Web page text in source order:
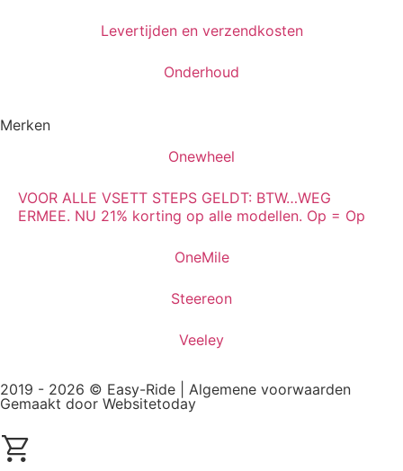
Levertijden en verzendkosten
Onderhoud
Merken
Onewheel
VOOR ALLE VSETT STEPS GELDT: BTW…WEG
ERMEE. NU 21% korting op alle modellen. Op = Op
OneMile
Steereon
Veeley
2019 - 2026 © Easy-Ride | Algemene voorwaarden
Gemaakt door Websitetoday